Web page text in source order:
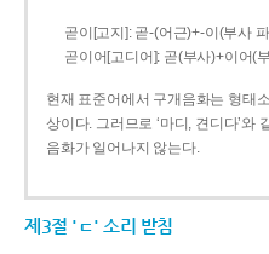
곧이[고지]: 곧-­(어근)+­-이(부사
곧이어[고디어]: 곧(부사)+이어(
현재 표준어에서 구개음화는 형태
상이다. 그러므로 ‘마디, 견디다’와
음화가 일어나지 않는다.
제3절 'ㄷ' 소리 받침